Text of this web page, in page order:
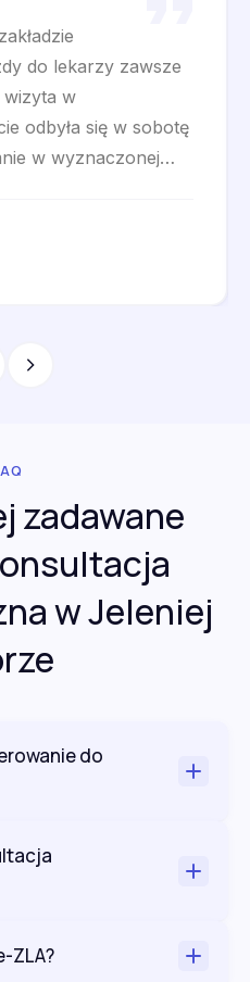
do lekarzy zawsze
wizyta w
odbyła się w sobotę
w wyznaczonej
w godzinę po wyjściu
zadawane
w Jeleniej
do
ZLA?